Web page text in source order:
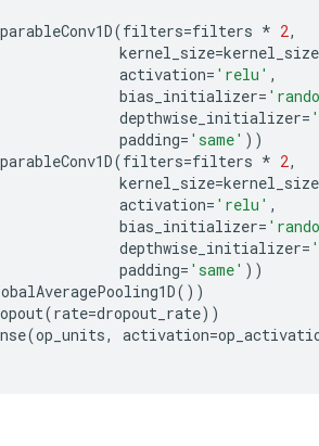
(filters=filters * 2,
kernel_size=kernel_size
activation= 'relu' ,
bias_initializer=
depthwise_initializer=
padding= 'same' ))
(filters=filters * 2,
kernel_size=kernel_size
activation= 'relu' ,
bias_initializer=
depthwise_initializer=
padding= 'same' ))
())
(rate=dropout_rate))
(op_units, activation=